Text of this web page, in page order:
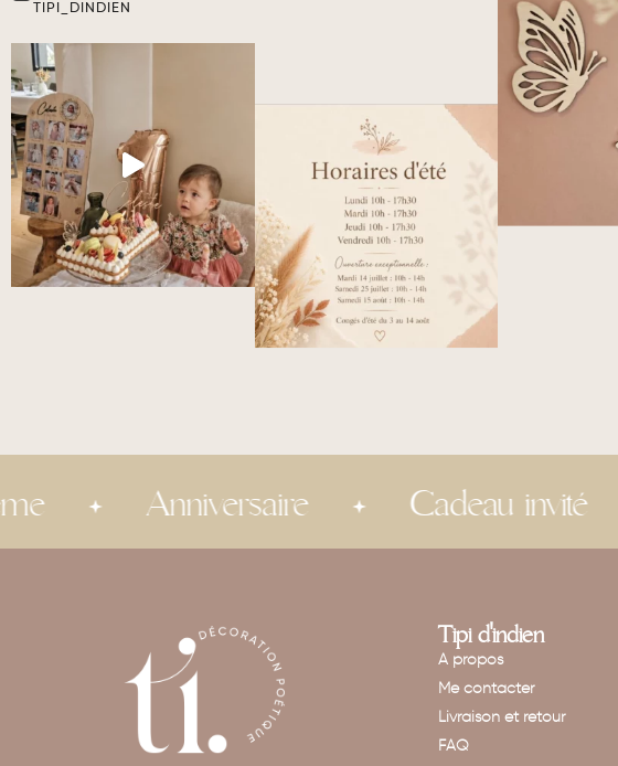
TIPI_DINDIEN
Anniversaire Cadeau invité
Tipi d'indien
A propos
Me contacter
Livraison et retour
FAQ